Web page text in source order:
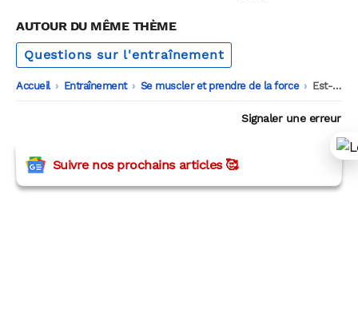
AUTOUR DU MÊME THÈME
Questions sur l'entraînement
Accueil -
Entraînement -
Se muscler et prendre de la force -
Est-ce que la musculation arrête la croissance ?
Signaler une erreur
Suivre nos prochains articles 🥰